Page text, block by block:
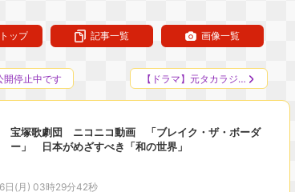
ップ 記事一覧 画像一覧
開停止中です 【ドラマ】元タカラジ…
宝塚歌劇団 ニコニコ動画 「ブレイク・ザ・ボーダ
ー」 日本がめざすべき「和の世界」
日(月) 03時29分42秒